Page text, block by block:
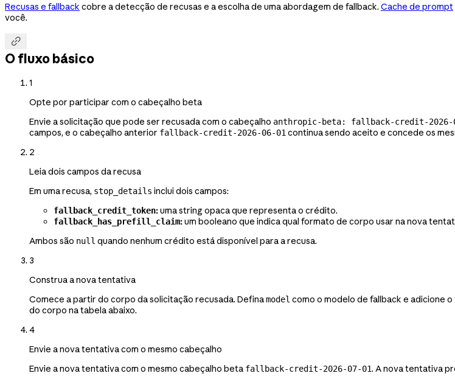
Recusas e fallback cobre a detecção de recusas e a escolha de uma abordagem de fallback. Cache de prompt
você.

O fluxo básico
1
Opte por participar com o cabeçalho beta
Envie a solicitação que pode ser recusada com o cabeçalho anthropic-beta: fallback-credit-2026-
campos, e o cabeçalho anterior fallback-credit-2026-06-01 continua sendo aceito e concede os
2
Leia dois campos da recusa
Em uma recusa, stop_details inclui dois campos:
fallback_credit_token:uma string opaca que representa o crédito.
fallback_has_prefill_claim:um booleano que indica qual formato de corpo usar na nova
Ambos são null quando nenhum crédito está disponível para a recusa.
3
Construa a nova tentativa
Comece a partir do corpo da solicitação recusada. Definamodel como o modelo de fallback e adicione
do corpo na tabela abaixo.
4
Envie a nova tentativa com o mesmo cabeçalho
Envie a nova tentativa com o mesmo cabeçalho beta fallback-credit-2026-07-01. A nova tentativa